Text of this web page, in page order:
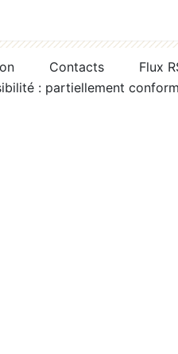
Contacts
Flux
: partiellement